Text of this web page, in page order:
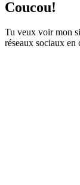
Coucou!
Tu veux voir mon
réseaux sociaux en